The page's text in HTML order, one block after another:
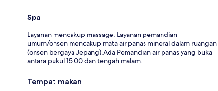
Spa
Layanan mencakup massage. Layanan pemandian
umum/onsen mencakup mata air panas mineral dalam ruangan
(onsen bergaya Jepang).Ada Pemandian air panas yang buka
antara pukul 15.00 dan tengah malam.
Tempat makan